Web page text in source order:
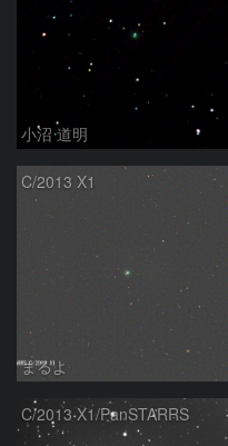
小沼 道明
C/2013 X1
まるよ
C/2013 X1/PanSTARRS